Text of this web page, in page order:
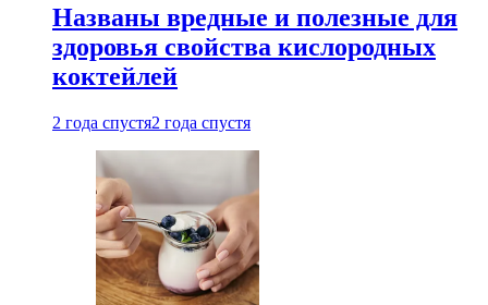
Названы вредные и полезные для
здоровья свойства кислородных
коктейлей
2 года спустя2 года спустя